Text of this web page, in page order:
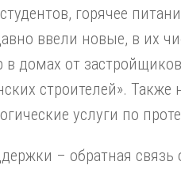
горячее
ввели новые, в их
в домах от
строителей». Также
услуги по
– обратная